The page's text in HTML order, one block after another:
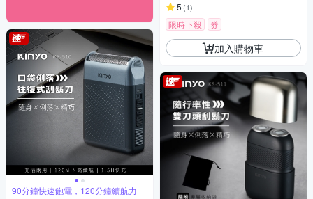
90分鐘快速飽電，120分鐘續航力
5 (1)
限時下殺 券
加入購物車